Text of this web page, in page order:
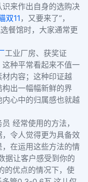
来作出自身的选购决
双11 ，又要来了”，
餐馆时，大家通常更
工业厂房、获奖证
这种平常看起来不值一
内容；这种印证越
出一幅幅新鲜的界
心中的归属感也就越
经常使用的方法，
令人觉得更为具备效
在运用这些方法的情
据让客户感受到你的
的优点的情况下，使